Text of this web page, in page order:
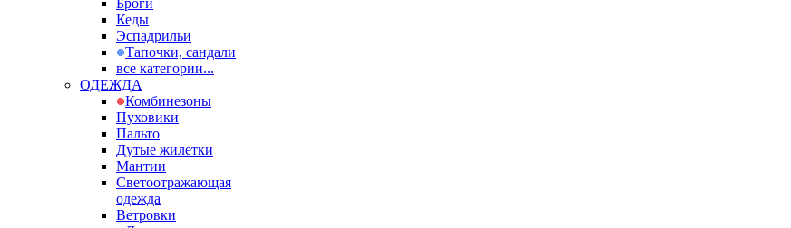
Броги
Кеды
Эспадрильи
Тапочки, сандали
все категории...
ОДЕЖДА
Комбинезоны
Пуховики
Пальто
Дутые жилетки
Мантии
Светоотражающая
одежда
Ветровки